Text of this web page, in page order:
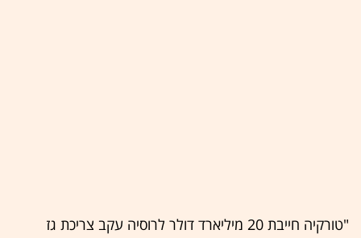
"טורקיה חייבת 20 מיליארד דולר לרוסיה עקב צריכת גז